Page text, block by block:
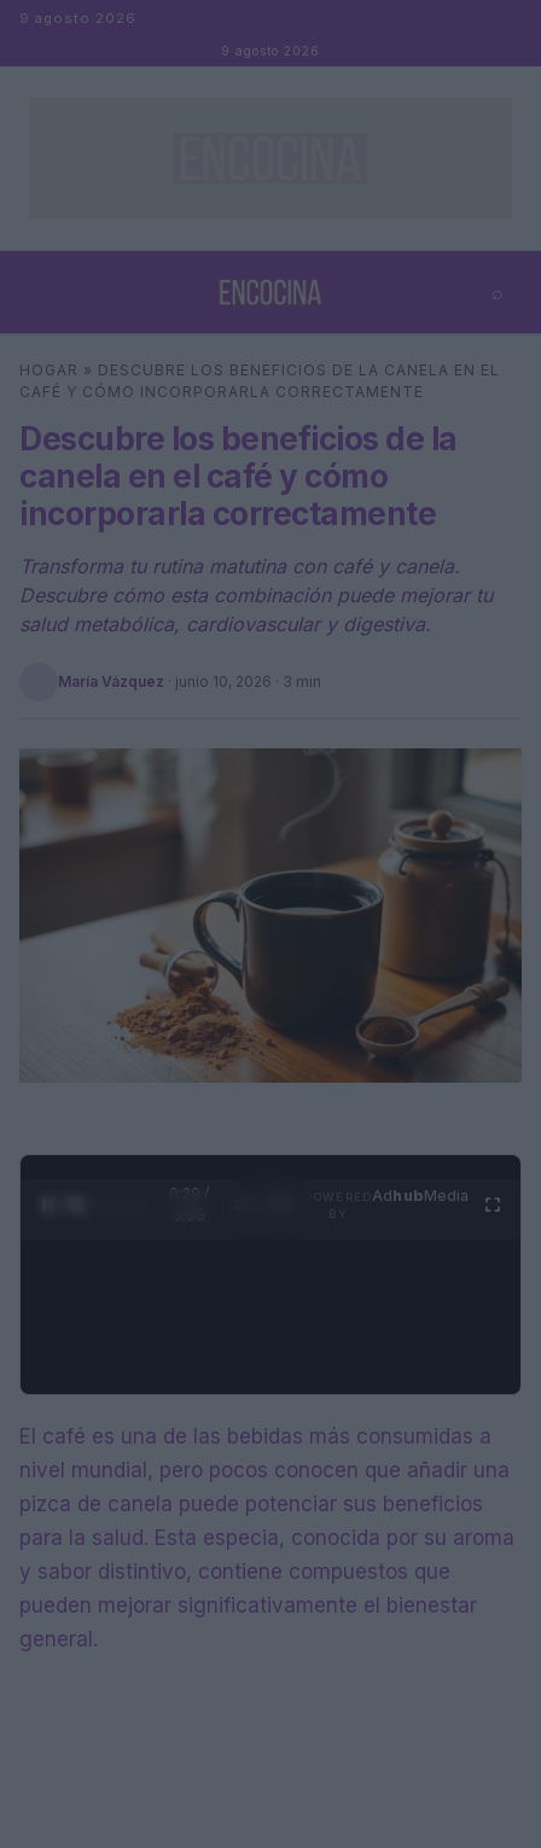
Saltar al contenido
9 agosto 2026
9 agosto 2026
⌕
Buscar ⌕ ×
HOGAR » DESCUBRE LOS BENEFICIOS DE LA CANELA EN EL
CAFÉ Y CÓMO INCORPORARLA CORRECTAMENTE
Descubre los beneficios de la
canela en el café y cómo
incorporarla correctamente
Transforma tu rutina matutina con café y canela.
Descubre cómo esta combinación puede mejorar tu
salud metabólica, cardiovascular y digestiva.
María Vázquez · junio 10, 2026 · 3 min
0:29 /
AdhubMedia
El café es una de las bebidas más consumidas a
nivel mundial, pero pocos conocen que añadir una
pizca de canela puede potenciar sus beneficios
para la salud. Esta especia, conocida por su aroma
y sabor distintivo, contiene compuestos que
pueden mejorar significativamente el bienestar
general.